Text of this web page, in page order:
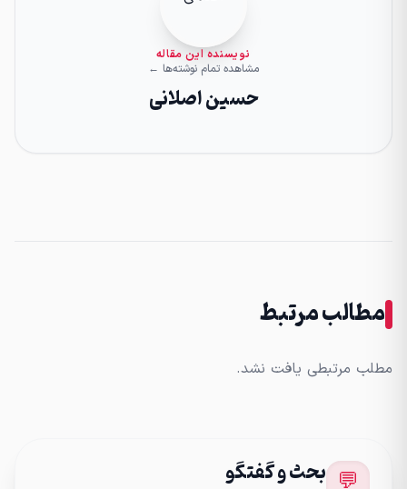
نویسنده این مقاله
مشاهده تمام نوشته‌ها ←
حسین اصلانی
مطالب مرتبط
مطلب مرتبطی یافت نشد.
بحث و گفتگو